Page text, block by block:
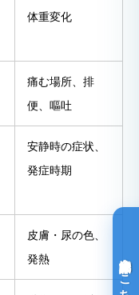
体重変化
痛む場所、排
便、嘔吐
安静時の症状、
発症時期
皮膚・尿の色、
発熱
光免疫療法詳細はこちら